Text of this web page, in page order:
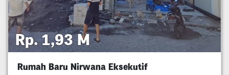
Rp. 1,93 M
Rumah Baru Nirwana Eksekutif